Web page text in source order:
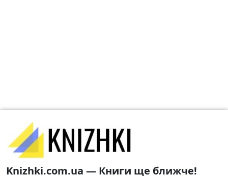
Knizhki.com.ua — Книги ще ближче!